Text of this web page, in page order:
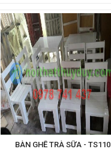
BÀN GHẾ TRÀ SỮA - TS110